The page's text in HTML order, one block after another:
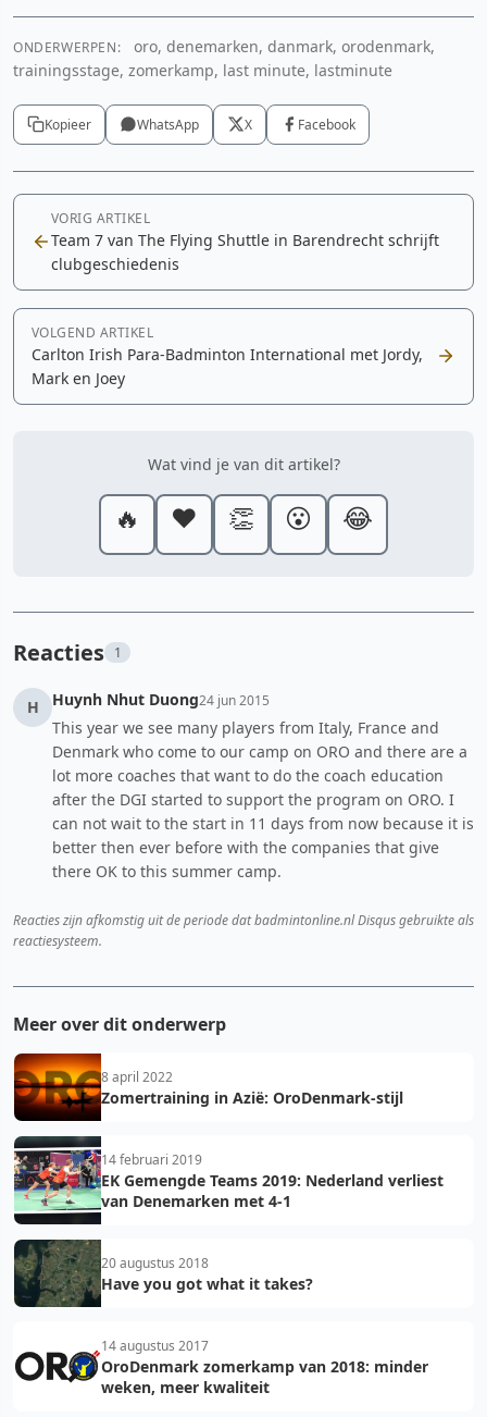
ONDERWERPEN:
oro, denemarken, danmark, orodenmark,
trainingsstage, zomerkamp, last minute, lastminute
Kopieer WhatsApp X Facebook
VORIG ARTIKEL
Team 7 van The Flying Shuttle in Barendrecht schrijft
clubgeschiedenis
VOLGEND ARTIKEL
Carlton Irish Para-Badminton International met Jordy,
Mark en Joey
Wat vind je van dit artikel?
🔥 ❤️ 👏 😮 😂
Reacties 1
H Huynh Nhut Duong24 jun 2015
This year we see many players from Italy, France and
Denmark who come to our camp on ORO and there are a
lot more coaches that want to do the coach education
after the DGI started to support the program on ORO. I
can not wait to the start in 11 days from now because it is
better then ever before with the companies that give
there OK to this summer camp.
Reacties zijn afkomstig uit de periode dat badmintonline.nl Disqus gebruikte als
reactiesysteem.
Meer over dit onderwerp
8 april 2022
Zomertraining in Azië: OroDenmark-stijl
14 februari 2019
EK Gemengde Teams 2019: Nederland verliest
van Denemarken met 4-1
20 augustus 2018
Have you got what it takes?
14 augustus 2017
OroDenmark zomerkamp van 2018: minder
weken, meer kwaliteit